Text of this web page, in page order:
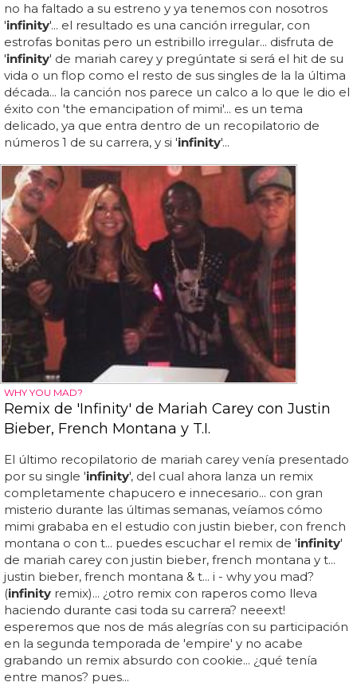
no ha faltado a su estreno y ya tenemos con nosotros
'infinity'... el resultado es una canción irregular, con
estrofas bonitas pero un estribillo irregular... disfruta de
'infinity' de mariah carey y pregúntate si será el hit de su
vida o un flop como el resto de sus singles de la la última
década... la canción nos parece un calco a lo que le dio el
éxito con 'the emancipation of mimi'... es un tema
delicado, ya que entra dentro de un recopilatorio de
números 1 de su carrera, y si 'infinity'...
WHY YOU MAD?
Remix de 'Infinity' de Mariah Carey con Justin
Bieber, French Montana y T.I.
El último recopilatorio de mariah carey venía presentado
por su single 'infinity', del cual ahora lanza un remix
completamente chapucero e innecesario... con gran
misterio durante las últimas semanas, veíamos cómo
mimi grababa en el estudio con justin bieber, con french
montana o con t... puedes escuchar el remix de 'infinity'
de mariah carey con justin bieber, french montana y t...
justin bieber, french montana & t... i - why you mad?
(infinity remix)... ¿otro remix con raperos como lleva
haciendo durante casi toda su carrera? neeext!
esperemos que nos de más alegrías con su participación
en la segunda temporada de 'empire' y no acabe
grabando un remix absurdo con cookie... ¿qué tenía
entre manos? pues...